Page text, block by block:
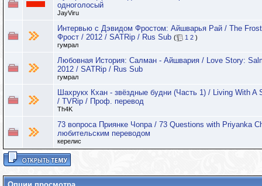
одноголосый
JayViru
Интервью с Дэвидом Фростом: Айшварья Рай / The
Фрост / 2012 / SATRip / Rus Sub ( 1 2 )
гумрал
Любовная История: Салман - Айшвария / Love Story:
2012 / SATRip / Rus Sub
гумрал
Шахрукх Кхан - звёздные будни (Часть 1) / Living With A
/ TVRip / Проф. перевод
Th4K
73 вопроса Приянке Чопра / 73 Questions with Priyanka
любительским переводом
керелис